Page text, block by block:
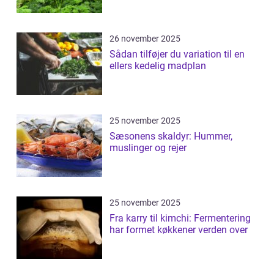
26 november 2025
Sådan tilføjer du variation til en
ellers kedelig madplan
25 november 2025
Sæsonens skaldyr: Hummer,
muslinger og rejer
25 november 2025
Fra karry til kimchi: Fermentering
har formet køkkener verden over